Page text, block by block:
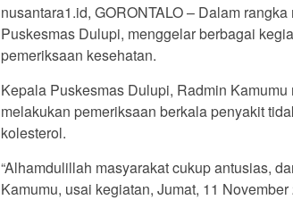
nusantara1.id, GORONTALO – Dalam
Puskesmas Dulupi, menggelar berbagai
pemeriksaan kesehatan.
Kepala Puskesmas Dulupi, Radmin
melakukan pemeriksaan berkala penyakit
kolesterol.
“Alhamdulillah masyarakat cukup antusias,
Kamumu, usai kegiatan, Jumat, 11